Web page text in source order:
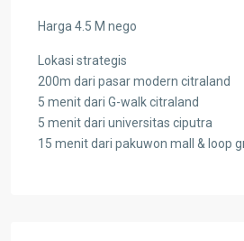
Harga 4.5 M nego
Lokasi strategis
200m dari pasar modern citraland
5 menit dari G-walk citraland
5 menit dari universitas ciputra
15 menit dari pakuwon mall & loop